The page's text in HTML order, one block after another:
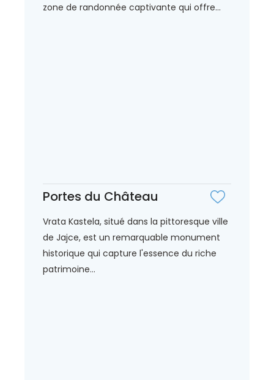
zone de randonnée captivante qui offre...
Portes du Château
Vrata Kastela, situé dans la pittoresque ville
de Jajce, est un remarquable monument
historique qui capture l'essence du riche
patrimoine...